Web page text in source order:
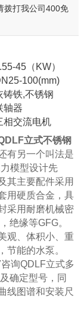
拨打我公司400免
45（KW）
100(mm)
铸铁,不锈钢
轴器
相交流电机
立式不锈钢
有另一个叫法是
模型设计先
其主要配件采用
用硬质合金，具
采用耐磨机械密
绝缘等GFG。
观、体积小、重
节能的水泵。
询QDLF立式多
确定型号，同
线图谱和安装尺